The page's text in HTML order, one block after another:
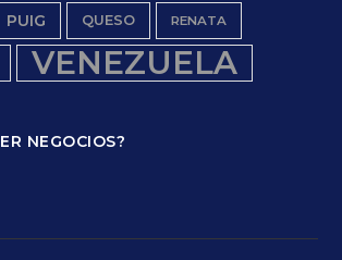
PUIG QUESO RENATA
VENEZUELA
NEGOCIOS?